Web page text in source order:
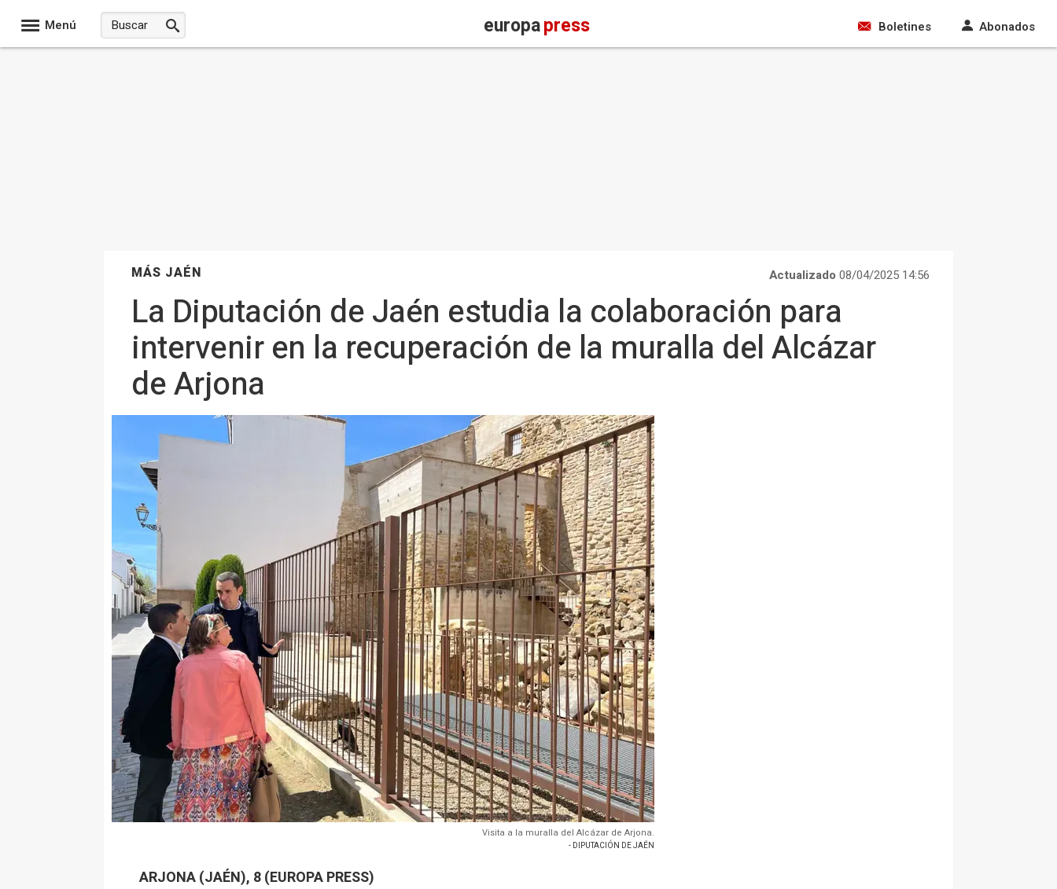
Menú europapress Boletines Abonados
MÁS JAÉN Actualizado 08/04/2025 14:56
La Diputación de Jaén estudia la colaboración para
intervenir en la recuperación de la muralla del Alcázar
de Arjona
Visita a la muralla del Alcázar de Arjona.
- DIPUTACIÓN DE JAÉN
ARJONA (JAÉN), 8 (EUROPA PRESS)